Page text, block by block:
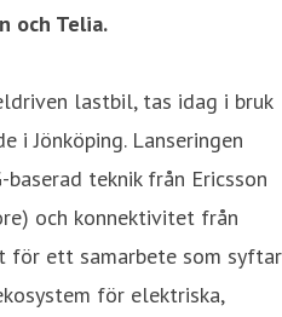
och Telia.
lastbil, tas idag i bruk
i Jönköping. Lanseringen
teknik från Ericsson
och konnektivitet från
för ett samarbete som syftar
för elektriska,